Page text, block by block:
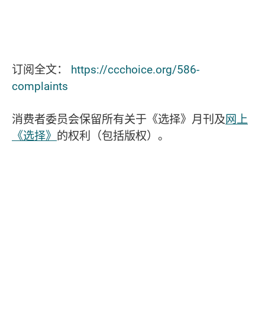
订阅全文： https://ccchoice.org/586-
complaints
消费者委员会保留所有关于《选择》月刊及网上
《选择》 的权利（包括版权）。